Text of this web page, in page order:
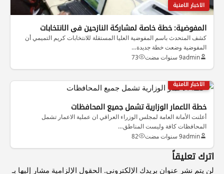
الاخبار الامنية
المفوضية: خطة خاصة لمشاركة النازحين في الانتخابات
كشف المتحدث باسم المفوضية العليا المستقلة للانتخابات كريم التميمي أن
المفوضية وضعت خطة جديدة…
admin9 سنوات مضت 73
الاخبار الامنية
خطة الاعمار الوزارية تشمل جميع المحافظات
أعلنت الأمانة العامة لمجلس الوزراء العراقي ان عملية الاعمار تشمل
المحافظات كافة وليست المناطق…
admin9 سنوات مضت 82
اترك تعليقاً
لن يتم نشر عنوان بريدك الإلكتروني. الحقول الإلزامية مشار إليها بـ